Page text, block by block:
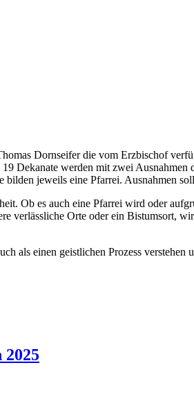
Dornseifer die vom Erzbischof
Dekanate werden mit zwei
jeweils eine Pfarrei. Ausnahmen
Ob es auch eine Pfarrei wird oder
verlässliche Orte oder ein Bistumsort,
als einen geistlichen Prozess
2025